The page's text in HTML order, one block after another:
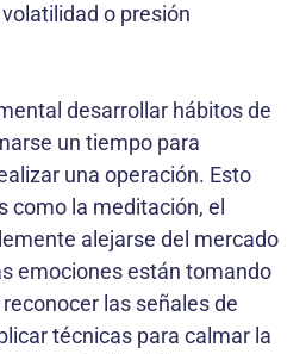
o presión
desarrollar hábitos de
un tiempo para
una operación. Esto
como la meditación, el
alejarse del mercado
emociones están tomando
las señales de
técnicas para calmar la